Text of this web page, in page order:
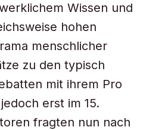
Wissen und
hohen
menschlicher
zu den typisch
mit ihrem Pro
erst im 15.
fragten nun nach